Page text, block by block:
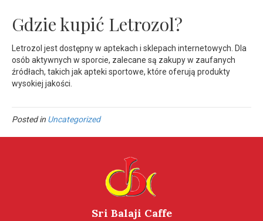
Gdzie kupić Letrozol?
Letrozol jest dostępny w aptekach i sklepach internetowych. Dla
osób aktywnych w sporcie, zalecane są zakupy w zaufanych
źródłach, takich jak apteki sportowe, które oferują produkty
wysokiej jakości.
Posted in Uncategorized
Sri Balaji Caffe